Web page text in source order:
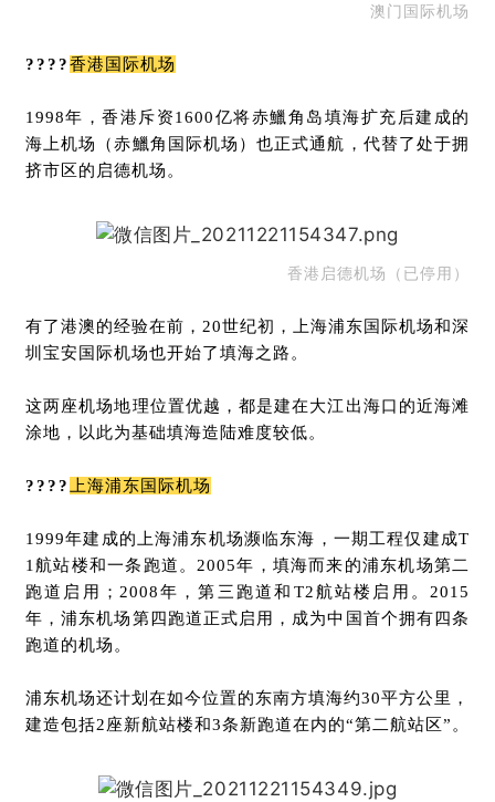
澳门国际机场
????香港国际机场
1998年，香港斥资1600亿将赤鱲角岛填海扩充后建成的
海上机场（赤鱲角国际机场）也正式通航，代替了处于拥
挤市区的启德机场。
香港启德机场（已停用）
有了港澳的经验在前，20世纪初，上海浦东国际机场和深
圳宝安国际机场也开始了填海之路。
这两座机场地理位置优越，都是建在大江出海口的近海滩
涂地，以此为基础填海造陆难度较低。
???? 上海浦东国际机场
1999年建成的上海浦东机场濒临东海，一期工程仅建成T
1航站楼和一条跑道。2005年，填海而来的浦东机场第二
跑道启用；2008年，第三跑道和T2航站楼启用。2015
年，浦东机场第四跑道正式启用，成为中国首个拥有四条
跑道的机场。
浦东机场还计划在如今位置的东南方填海约30平方公里，
建造包括2座新航站楼和3条新跑道在内的“第二航站区”。